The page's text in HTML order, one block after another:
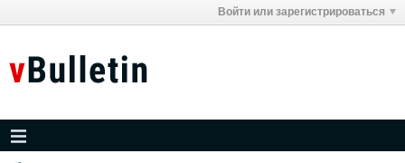
Войти или зарегистрироваться